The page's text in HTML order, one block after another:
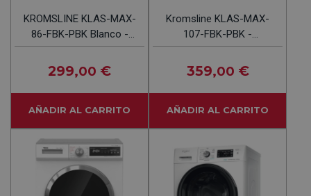
KROMSLINE KLAS-MAX-
86-FBK-PBK Blanco -
Lavadora Secadora 8KG
6KG 1400RPM
299,00 €
AÑADIR AL CARRITO
Kromsline KLAS-MAX-
107-FBK-PBK -
Lavasecadora
359,00 €
AÑADIR AL CARRITO